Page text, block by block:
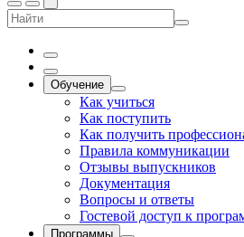
Обучение
Как учиться
Как поступить
Как получить
Правила коммуникации
Отзывы выпускников
Документация
Вопросы и ответы
Гостевой доступ к
Программы